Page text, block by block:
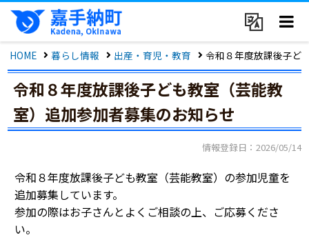
HOME 暮らし情報 出産・育児・教育 令和８年度放課後子ど
令和８年度放課後子ども教室（芸能教
室）追加参加者募集のお知らせ
情報登録日：2026/05/14
令和８年度放課後子ども教室（芸能教室）の参加児童を
追加募集しています。
参加の際はお子さんとよくご相談の上、ご応募くださ
い。